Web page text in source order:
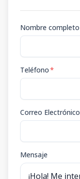
Nombre completo
Teléfono*
Correo Electrónico
Mensaje